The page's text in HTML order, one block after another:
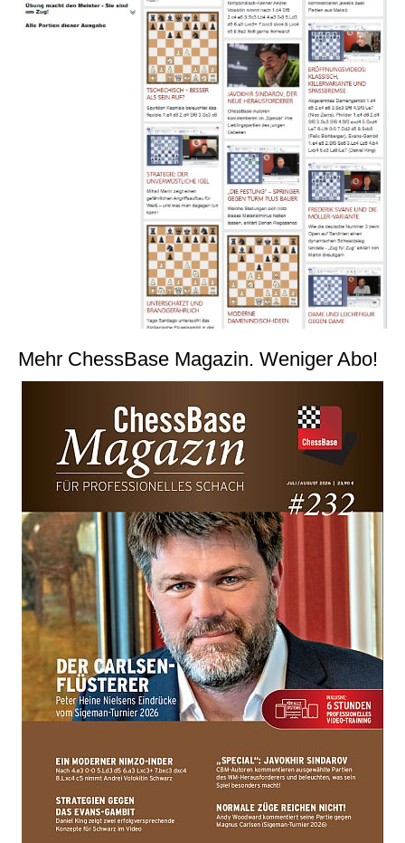
Mehr ChessBase Magazin. Weniger Abo!